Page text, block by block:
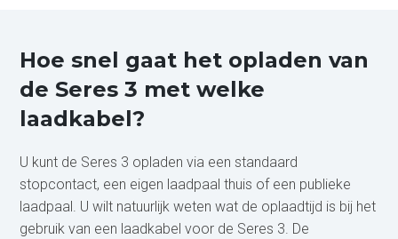
Hoe snel gaat het opladen van
de Seres 3 met welke
laadkabel?
U kunt de Seres 3 opladen via een standaard
stopcontact, een eigen laadpaal thuis of een publieke
laadpaal. U wilt natuurlijk weten wat de oplaadtijd is bij het
gebruik van een laadkabel voor de Seres 3. De